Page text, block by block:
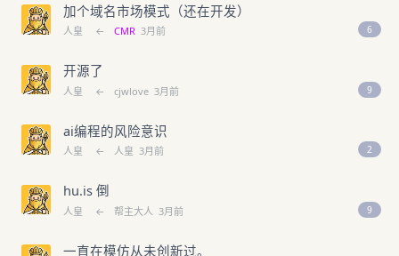
加个域名市场模式（还在开发）
人皇 ← CMR 3月前 6
开源了
人皇 ← cjwlove 3月前 9
ai编程的风险意识
人皇 ← 人皇 3月前 2
hu.is 倒
人皇 ← 帮主大人 3月前 9
一直在模仿从未创新过。